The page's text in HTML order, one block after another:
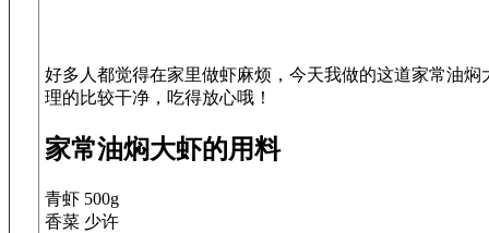
好多人都觉得在家里做虾麻烦，今天我做的这道家常油
家常油焖大虾的用料
青虾 500g
香菜 少许